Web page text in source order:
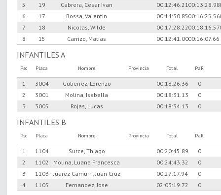
5
19 Cabrera, Cesar Ivan 00:12:46.2100:13:28.98
6
17 Bossa, Valentin 00:14:30.8500:16:25.56
7
18 Nicolas, Wilde 00:17:28.2200:18:16.57
8
15 Carrizo, Matias 00:12:41.0000:16:07.66
INFANTILES A
Psc Placa Nombre Provincia Total PaR
1 3004 Gutierrez, Lorenzo 00:18:26.36
0
2
3001 Molina, Isabella 00:18:31.13
0
3
3005 Rojas, Lucas 00:18:34.13 0
INFANTILES B
Psc Placa Nombre Provincia Total PaR
1 1104 Surce, Thiago 00:20:45.89
0
2
1102 Molina, Luana Francesca 00:24:43.32
0
3
1103 Juarez Camurri, Juan Cruz 00:27:17.94
0
4
1105 Fernandez, Jose 02:03:19.72 0